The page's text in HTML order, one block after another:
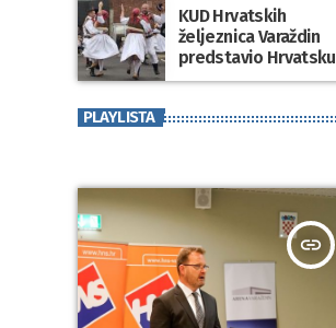
KUD Hrvatskih
željeznica Varaždin
predstavio Hrvatsku
na međunarodnom
SAD-u
PLAYLISTA
insert_link